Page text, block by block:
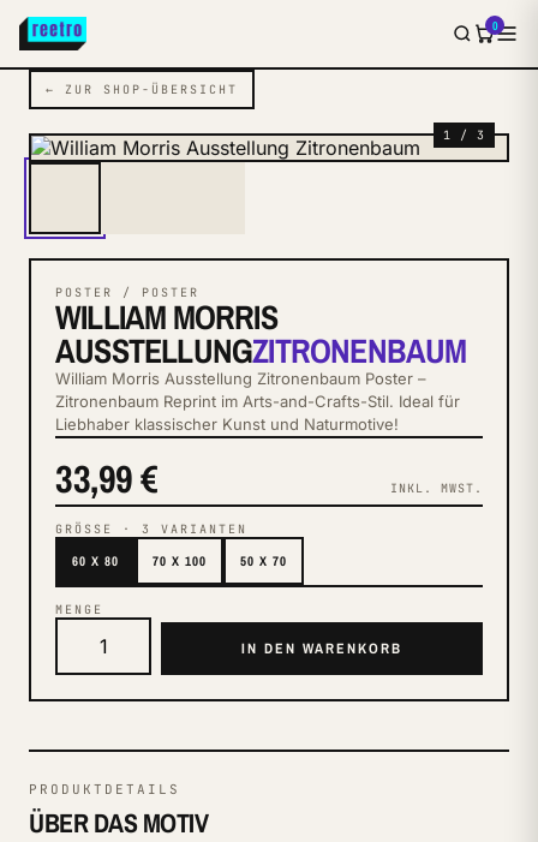
0
← ZUR SHOP-ÜBERSICHT
1 / 3
POSTER / POSTER
WILLIAM MORRIS
AUSSTELLUNGZITRONENBAUM
William Morris Ausstellung Zitronenbaum Poster –
Zitronenbaum Reprint im Arts-and-Crafts-Stil. Ideal für
Liebhaber klassischer Kunst und Naturmotive!
33,99 € INKL. MWST.
GRÖSSE · 3 VARIANTEN
60 X 80 70 X 100 50 X 70
MENGE
IN DEN WARENKORB
PRODUKTDETAILS
ÜBER DAS MOTIV